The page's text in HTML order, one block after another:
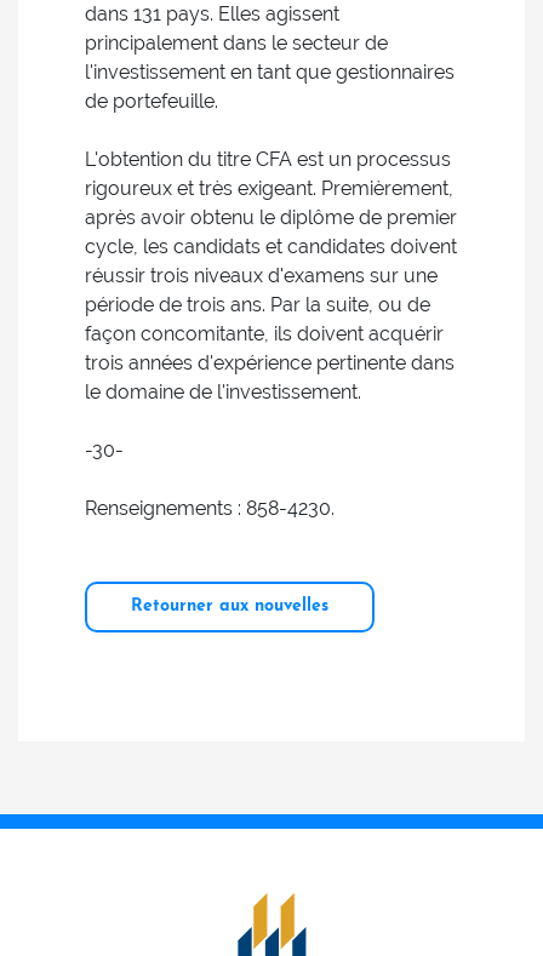
dans 131 pays. Elles agissent
principalement dans le secteur de
l'investissement en tant que gestionnaires
de portefeuille.
L'obtention du titre CFA est un processus
rigoureux et très exigeant. Premièrement,
après avoir obtenu le diplôme de premier
cycle, les candidats et candidates doivent
réussir trois niveaux d'examens sur une
période de trois ans. Par la suite, ou de
façon concomitante, ils doivent acquérir
trois années d'expérience pertinente dans
le domaine de l'investissement.
-30-
Renseignements : 858-4230.
Retourner aux nouvelles